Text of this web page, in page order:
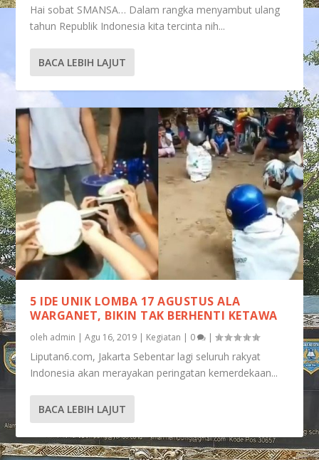
Hai sobat SMANSA… Dalam rangka menyambut ulang
tahun Republik Indonesia kita tercinta nih...
BACA LEBIH LAJUT
5 IDE UNIK LOMBA 17 AGUSTUS ALA
WARGANET, BIKIN TAK BERHENTI KETAWA
oleh admin |Agu 16, 2019 | Kegiatan | 0 |
Liputan6.com, Jakarta Sebentar lagi seluruh rakyat
Indonesia akan merayakan peringatan kemerdekaan...
BACA LEBIH LAJUT